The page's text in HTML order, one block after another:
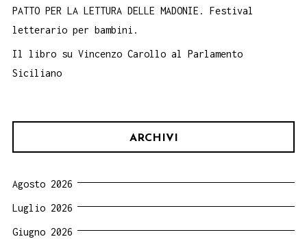
PATTO PER LA LETTURA DELLE MADONIE. Festival
letterario per bambini.
Il libro su Vincenzo Carollo al Parlamento
Siciliano
ARCHIVI
Agosto 2026
Luglio 2026
Giugno 2026